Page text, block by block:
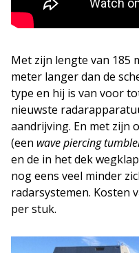
Met zijn lengte van 185
meter langer dan de
type en hij is van voor
nieuwste
aandrijving. En met zijn
(een wave piercing
en de in het dek
nog eens veel minder
radarsystemen. Kosten
per stuk.